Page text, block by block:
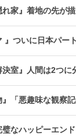
れ家』着地の先が
』ついに日本パー
決室』人間は2つに
』「悪趣味な観察
璧なハッピーエンド